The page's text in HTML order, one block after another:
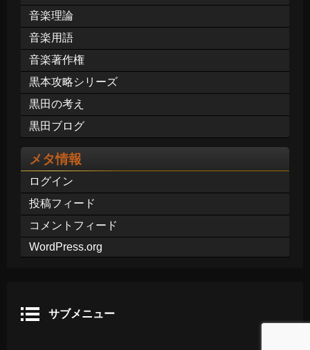
音楽理論
音楽用語
音楽著作権
黒本攻略シリーズ
黒田の考え
黒田ブログ
メタ情報
ログイン
投稿フィード
コメントフィード
WordPress.org
サブメニュー